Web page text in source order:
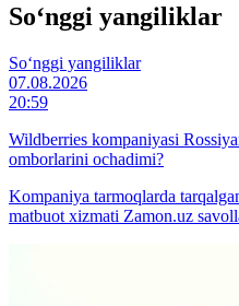
So‘nggi yangiliklar
So‘nggi yangiliklar
07.08.2026
20:59
Wildberries kompaniyasi
omborlarini ochadimi?
Kompaniya tarmoqlarda
matbuot xizmati Zamon.uz